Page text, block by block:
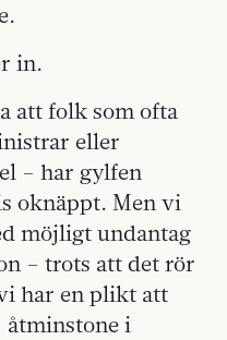
in.
att folk som ofta
eller
– har gylfen
oknäppt. Men vi
möjligt undantag
– trots att det rör
har en plikt att
åtminstone i